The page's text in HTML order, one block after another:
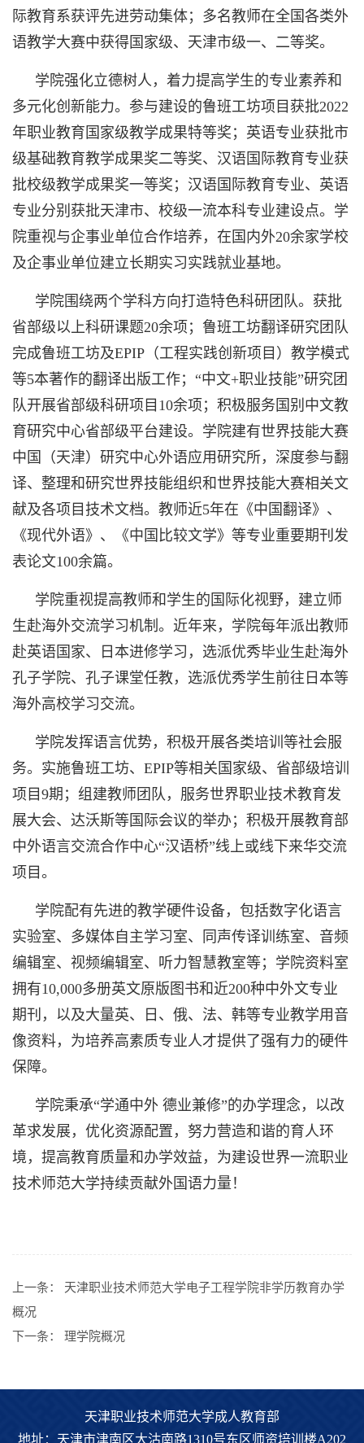
际教育系获评先进劳动集体；多名教师在全国各类外
语教学大赛中获得国家级、天津市级一、二等奖。
学院强化立德树人，着力提高学生的专业素养和
多元化创新能力。参与建设的鲁班工坊项目获批2022
年职业教育国家级教学成果特等奖；英语专业获批市
级基础教育教学成果奖二等奖、汉语国际教育专业获
批校级教学成果奖一等奖；汉语国际教育专业、英语
专业分别获批天津市、校级一流本科专业建设点。学
院重视与企事业单位合作培养，在国内外20余家学校
及企事业单位建立长期实习实践就业基地。
学院围绕两个学科方向打造特色科研团队。获批
省部级以上科研课题20余项；鲁班工坊翻译研究团队
完成鲁班工坊及EPIP（工程实践创新项目）教学模式
等5本著作的翻译出版工作；“中文+职业技能”研究团
队开展省部级科研项目10余项；积极服务国别中文教
育研究中心省部级平台建设。学院建有世界技能大赛
中国（天津）研究中心外语应用研究所，深度参与翻
译、整理和研究世界技能组织和世界技能大赛相关文
献及各项目技术文档。教师近5年在《中国翻译》、
《现代外语》、《中国比较文学》等专业重要期刊发
表论文100余篇。
学院重视提高教师和学生的国际化视野，建立师
生赴海外交流学习机制。近年来，学院每年派出教师
赴英语国家、日本进修学习，选派优秀毕业生赴海外
孔子学院、孔子课堂任教，选派优秀学生前往日本等
海外高校学习交流。
学院发挥语言优势，积极开展各类培训等社会服
务。实施鲁班工坊、EPIP等相关国家级、省部级培训
项目9期；组建教师团队，服务世界职业技术教育发
展大会、达沃斯等国际会议的举办；积极开展教育部
中外语言交流合作中心“汉语桥”线上或线下来华交流
项目。
学院配有先进的教学硬件设备，包括数字化语言
实验室、多媒体自主学习室、同声传译训练室、音频
编辑室、视频编辑室、听力智慧教室等；学院资料室
拥有10,000多册英文原版图书和近200种中外文专业
期刊，以及大量英、日、俄、法、韩等专业教学用音
像资料，为培养高素质专业人才提供了强有力的硬件
保障。
学院秉承“学通中外 德业兼修”的办学理念，以改
革求发展，优化资源配置，努力营造和谐的育人环
境，提高教育质量和办学效益，为建设世界一流职业
技术师范大学持续贡献外国语力量！
上一条： 天津职业技术师范大学电子工程学院非学历教育办学
概况
下一条： 理学院概况
天津职业技术师范大学成人教育部
地址：天津市津南区大沽南路1310号东区师资培训楼A202